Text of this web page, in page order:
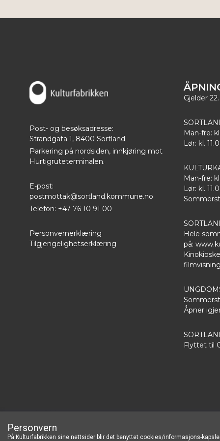
Post- og besøksadresse:
Strandgata 1, 8400 Sortland
Parkering på nordsiden, innkjøring mot
Hurtigruteterminalen.
E-post:
postmottak@sortland.kommune.no
Telefon: +47 76 10 91 00
Personvernerklæring
Tilgjengelighetserklæring
Gjelder
Man-fre:
Lør: kl.
Man-fre:
Lør: kl.
Hele
på:
Åpner
Flyttet til
kulturfabrikken
Personvern
På Kulturfabrikken sine nettsider blir det benyttet cookies/informasjons-